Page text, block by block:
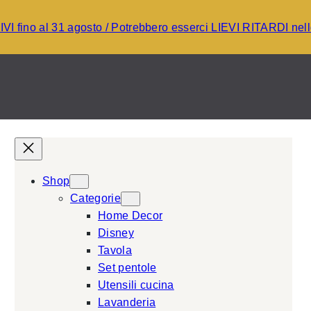
fino al 31 agosto / Potrebbero esserci LIEVI RITARDI
Shop
Categorie
Home Decor
Disney
Tavola
Set pentole
Utensili cucina
Lavanderia